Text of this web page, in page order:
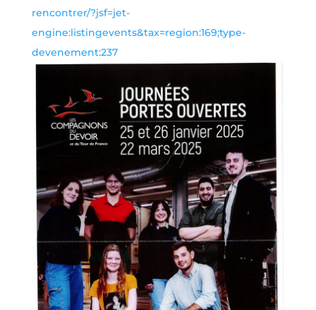
rencontrer/?jsf=jet-
engine:listingevents&tax=region:169;type-
devenement:237